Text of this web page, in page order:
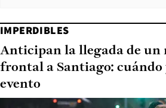
IMPERDIBLES
Anticipan la llegada de un
frontal a Santiago: cuándo
evento